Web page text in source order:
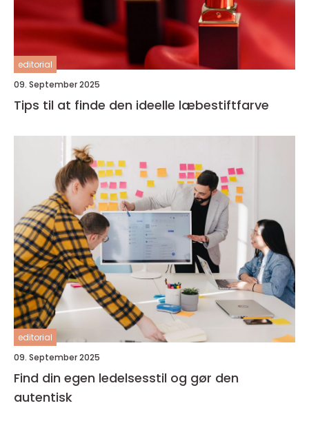
editorial
09. September 2025
Tips til at finde den ideelle læbestiftfarve
editorial
09. September 2025
Find din egen ledelsesstil og gør den
autentisk